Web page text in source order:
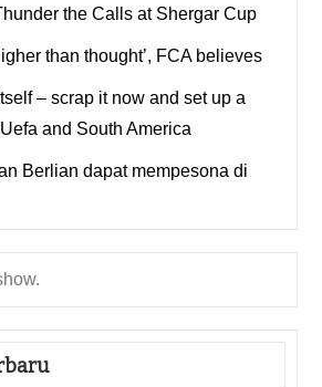
the Calls at Shergar Cup
than thought’, FCA believes
– scrap it now and set up a
and South America
Berlian dapat mempesona di